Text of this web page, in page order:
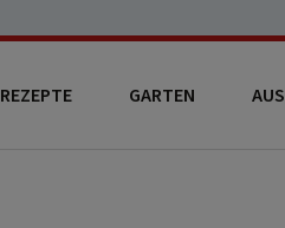
REZEPTE GARTEN